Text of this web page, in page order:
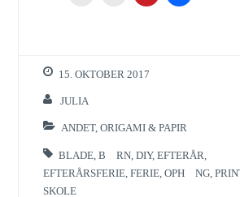
15. OKTOBER 2017
JULIA
ANDET,ORIGAMI & PAPIR
BLADE ,BØRN ,DIY,EFTERÅR
EFTERÅRSFERIE ,FERIE ,OPHÆNG ,
SKOLE